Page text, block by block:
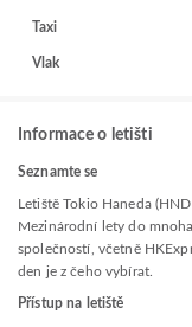
Taxi
Vlak
Informace o letišti
Seznamte se
Letiště Tokio Haneda
Mezinárodní lety do
společností, včetně
den je z čeho vybírat.
Přístup na letiště